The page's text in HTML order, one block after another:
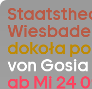
Zum Hauptinhalt
Zum Footer
dokoła
von
ab Mi 24